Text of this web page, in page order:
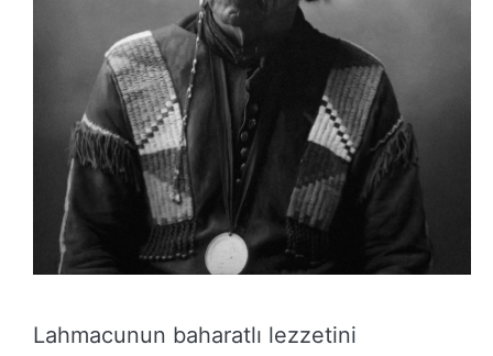
Lahmacunun baharatlı lezzetini